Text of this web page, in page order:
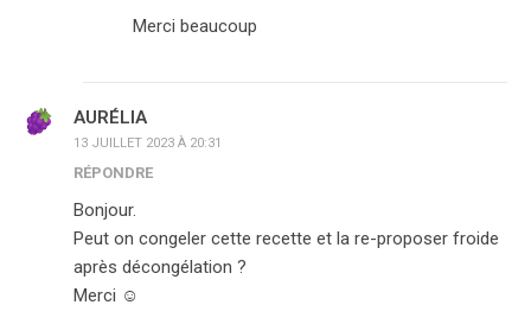
Merci beaucoup
AURÉLIA
13 JUILLET 2023 À 20:31
RÉPONDRE
Bonjour.
Peut on congeler cette recette et la re-proposer froide
après décongélation ?
Merci ☺️